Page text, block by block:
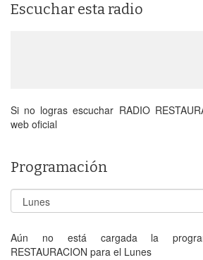
Escuchar esta radio
Si no logras escuchar RADIO
web oficial
Programación
Aún no está cargada la
RESTAURACION para el Lunes